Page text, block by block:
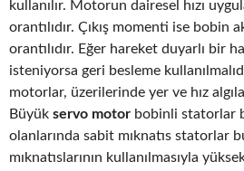
kullanılır. Motorun dairesel hızı
orantılıdır. Çıkış momenti ise bobin
orantılıdır. Eğer hareket duyarlı bir
isteniyorsa geri besleme
motorlar, üzerilerinde yer ve hız
Büyük servo motor bobinli statorlar
olanlarında sabit mıknatıs statorlar
mıknatıslarının kullanılmasıyla